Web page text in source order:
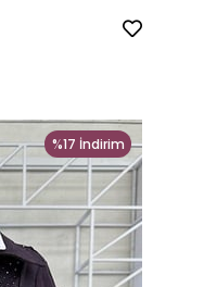
%17 İndirim